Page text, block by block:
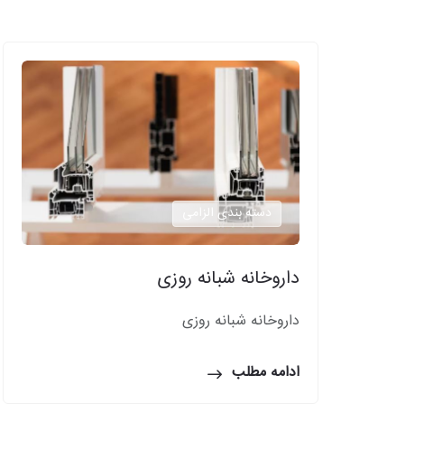
دسته بندی الزامی
داروخانه شبانه روزی
داروخانه شبانه روزی
ادامه مطلب